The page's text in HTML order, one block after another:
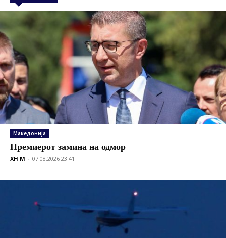
Македонија
Премиерот замина на одмор
XH M - 07.08.2026 23:41